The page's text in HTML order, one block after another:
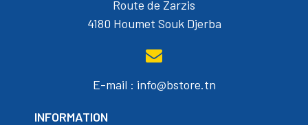
Route de Zarzis
4180 Houmet Souk Djerba
E-mail : info@bstore.tn
INFORMATION